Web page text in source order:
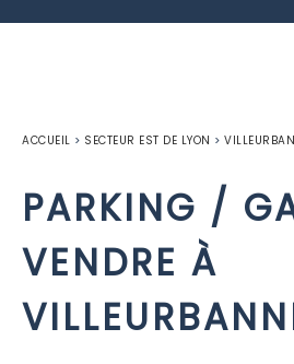
ACCUEIL > SECTEUR EST DE LYON >
PARKING /
VENDRE À